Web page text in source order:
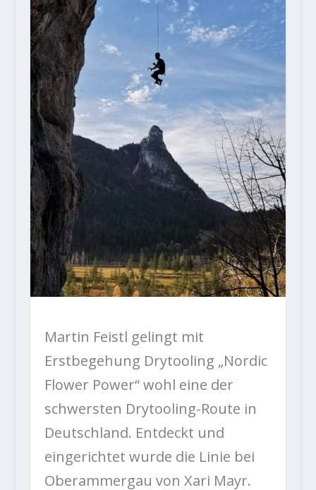
Martin Feistl gelingt mit
Erstbegehung Drytooling „Nordic
Flower Power“ wohl eine der
schwersten Drytooling-Route in
Deutschland. Entdeckt und
eingerichtet wurde die Linie bei
Oberammergau von Xari Mayr.